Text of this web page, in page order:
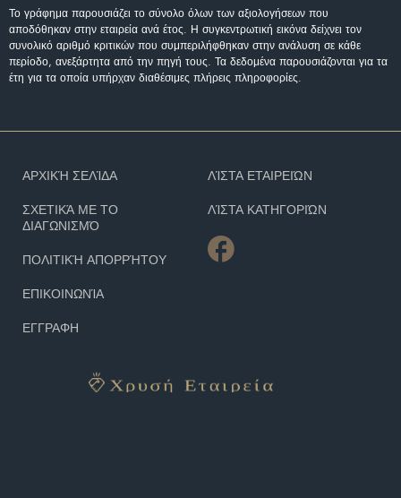
Το γράφημα παρουσιάζει το σύνολο όλων των αξιολογήσεων που
αποδόθηκαν στην εταιρεία ανά έτος. Η συγκεντρωτική εικόνα δείχνει τον
συνολικό αριθμό κριτικών που συμπεριλήφθηκαν στην ανάλυση σε κάθε
περίοδο, ανεξάρτητα από την πηγή τους. Τα δεδομένα παρουσιάζονται για τα
έτη για τα οποία υπήρχαν διαθέσιμες πλήρεις πληροφορίες.
ΑΡΧΙΚΉ ΣΕΛΊΔΑ
ΣΧΕΤΙΚΆ ΜΕ ΤΟ
ΔΙΑΓΩΝΙΣΜΌ
ΠΟΛΙΤΙΚΉ ΑΠΟΡΡΉΤΟΥ
ΕΠΙΚΟΙΝΩΝΊΑ
ΕΓΓΡΑΦΗ
ΛΊΣΤΑ ΕΤΑΙΡΕΙΏΝ
ΛΊΣΤΑ ΚΑΤΗΓΟΡΙΏΝ